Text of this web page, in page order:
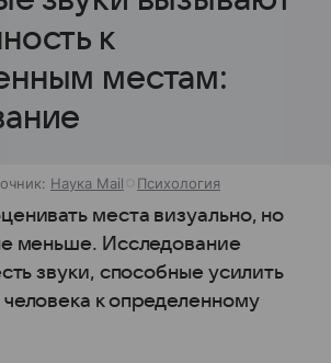
к
местам:
Наука Mail Психология
места визуально, но
меньше. Исследование
звуки, способные усилить
человека к определенному